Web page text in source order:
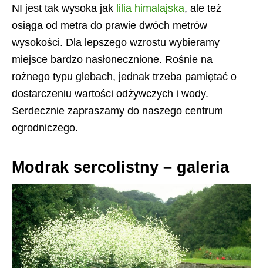
NI jest tak wysoka jak lilia himalajska, ale też
osiąga od metra do prawie dwóch metrów
wysokości. Dla lepszego wzrostu wybieramy
miejsce bardzo nasłonecznione. Rośnie na
rożnego typu glebach, jednak trzeba pamiętać o
dostarczeniu wartości odżywczych i wody.
Serdecznie zapraszamy do naszego centrum
ogrodniczego.
Modrak sercolistny – galeria